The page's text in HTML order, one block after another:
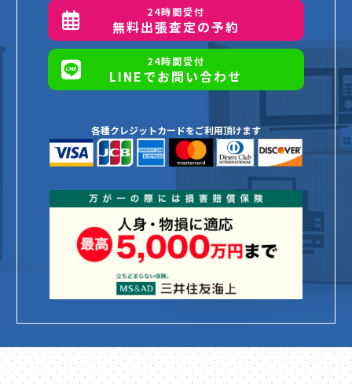
24時間受付
無料出張査定の予約
24時間受付
LINEでお問い合わせ
各種クレジットカードをご利用頂けます